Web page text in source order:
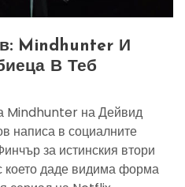
Mindhunter И
В Теб
Mindhunter на Дейвид
написа в социалните
за истинския втори
даде видима форма